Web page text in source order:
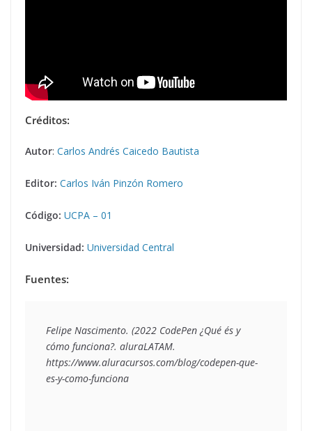
Créditos:
Autor: Carlos Andrés Caicedo Bautista
Editor: Carlos Iván Pinzón Romero
Código: UCPA – 01
Universidad: Universidad Central
Fuentes:
Felipe Nascimento. (2022 CodePen ¿Qué és y
cómo funciona?. aluraLATAM.
https://www.aluracursos.com/blog/codepen-que-
es-y-como-funciona